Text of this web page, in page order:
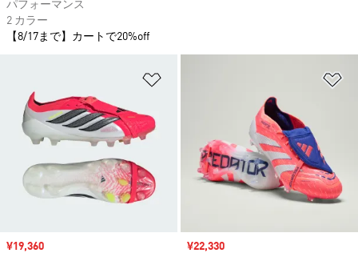
パフォーマンス
2 カラー
【8/17まで】カートで20%off
セール価格
¥19,360
セール価格
¥22,330